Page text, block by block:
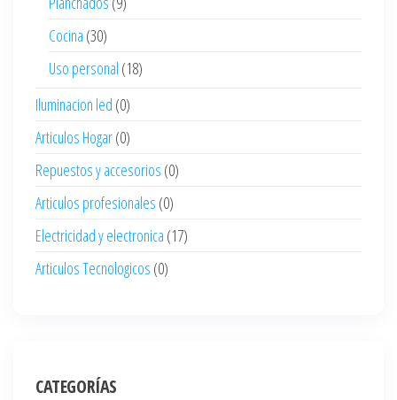
Cocina (30)
Uso personal (18)
Iluminacion led (0)
Articulos Hogar(0)
Repuestos y accesorios (0)
Articulos profesionales (0)
Electricidad y electronica (17)
Articulos Tecnologicos (0)
CATEGORÍAS